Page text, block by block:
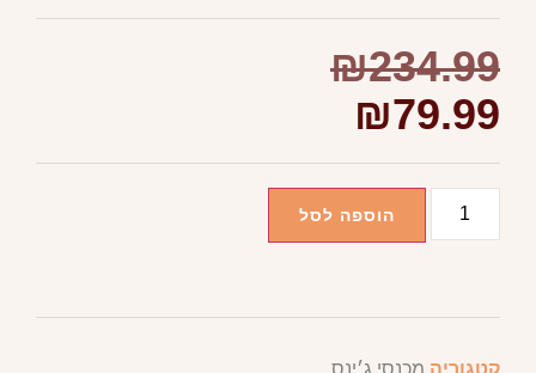
₪234.99
₪79.99
הוספה לסל
קטגוריה מכנסי ג׳ינס